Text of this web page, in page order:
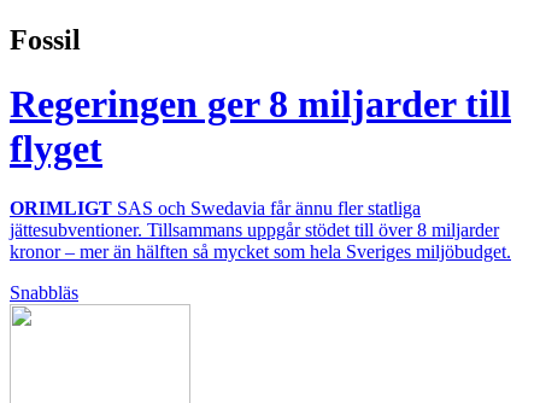
Fossil
Regeringen ger 8 miljarder till
flyget
ORIMLIGT SAS och Swedavia får ännu fler statliga
jättesubventioner. Tillsammans uppgår stödet till över 8 miljarder
kronor – mer än hälften så mycket som hela Sveriges miljöbudget.
Snabbläs